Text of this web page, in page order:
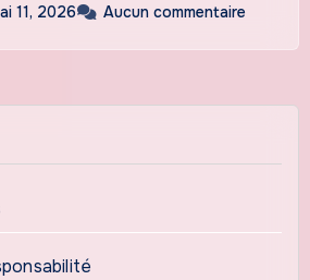
11, 2026 Aucun commentaire